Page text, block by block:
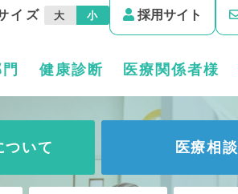
健康診断 医療関係者様
イズ 大 小 採用サイト
ついて 医療相談